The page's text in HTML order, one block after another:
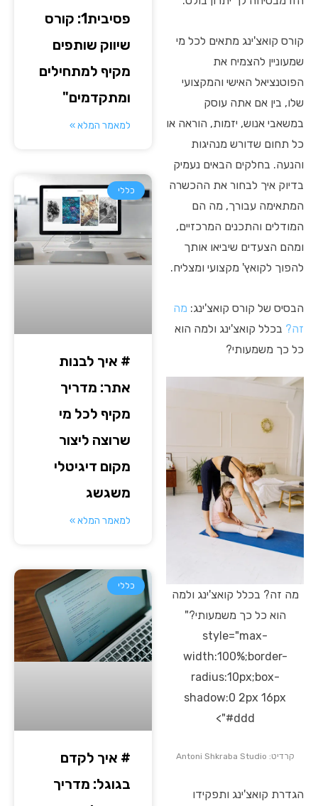
קורס קואצ'ינג מתאים לכל מי
שמעוניין להצמיח את
הפוטנציאל האישי והמקצועי
שלו, בין אם אתה עוסק
במשאבי אנוש, יזמות, הוראה או
כל תחום שדורש מנהיגות
והנעה. בחלקים הבאים נעמיק
בדיוק איך לבחור את ההכשרה
המתאימה עבורך, מה הם
המודלים והתכנים המרכזיים,
ומהם הצעדים שיביאו אותך
להפוך לקואץ' מקצועי ומצליח.
הבסיס של קורס קואצ'ינג: מה
זה? בכלל קואצ'ינג ולמה הוא
כל כך משמעותי?
מה זה? בכלל קואצ'ינג ולמה
הוא כל כך משמעותי?"
style="max-
width:100%;border-
radius:10px;box-
shadow:0 2px 16px
#ddd">
קרדיט: Antoni Shkraba Studio
הגדרת קואצ'ינג ותפקידו
פסיבית1: קורס
שיווק שותפים
מקיף למתחילים
ומתקדמים"
למאמר המלא »
כללי
# איך לבנות
אתר: מדריך
מקיף לכל מי
שרוצה ליצור
מקום דיגיטלי
משגשג
למאמר המלא »
כללי
# איך לקדם
בגוגל: מדריך